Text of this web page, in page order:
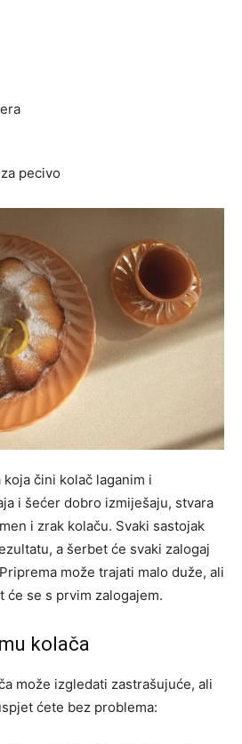
pecivo
čini kolač laganim i
i šećer dobro izmiješaju, stvara
i zrak kolaču. Svaki sastojak
a šerbet će svaki zalogaj
može trajati malo duže, ali
se s prvim zalogajem.
kolača
može izgledati zastrašujuće, ali
ćete bez problema: